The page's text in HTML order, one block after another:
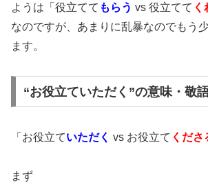
ようは「役立てて もらう vs 役立てて く
なのですが、あまりに乱暴なのでもう
ます。
“お役立ていただく”の意味・敬
「お役立ていただく vs お役立て くださ
まず